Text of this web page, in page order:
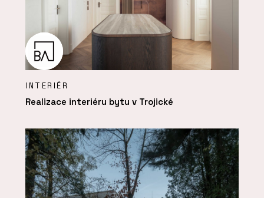
INTERIÉR
Realizace interiéru bytu v Trojické